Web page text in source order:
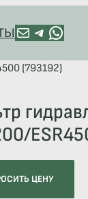
ПОЧТА TELEGRAM HTTPS://WA.ME/+79128918544
(793192)
ЦЕНУ